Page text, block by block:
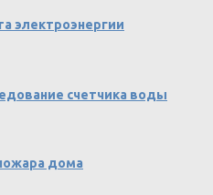
электроэнергии
счетчика воды
дома